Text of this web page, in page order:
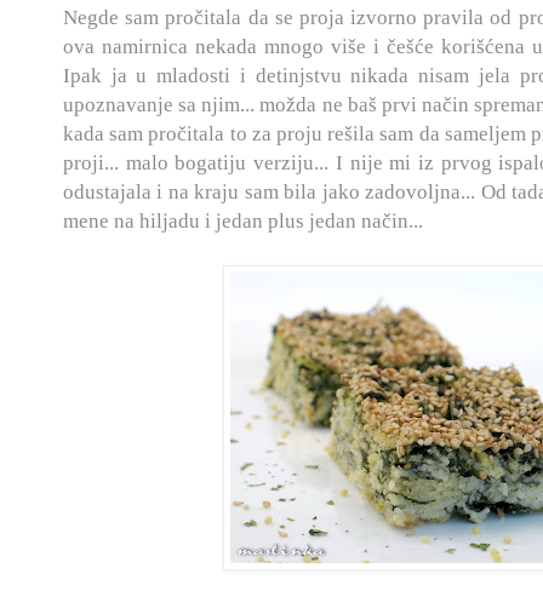
Negde sam pročitala da se proja izvorno pravila od
ova namirnica nekada mnogo više i češće korišćena
Ipak ja u mladosti i detinjstvu nikada nisam jela
upoznavanje sa njim... možda ne baš prvi način
kada sam pročitala to za proju rešila sam da sameljem
proji... malo bogatiju verziju... I nije mi iz prvog
odustajala i na kraju sam bila jako zadovoljna... Od
mene na hiljadu i jedan plus jedan način...